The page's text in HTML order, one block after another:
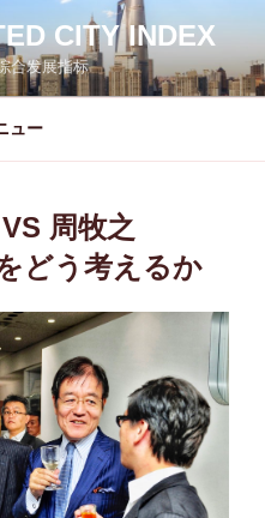
CITY INDEX
合发展指标
ュー
周牧之
どう考えるか